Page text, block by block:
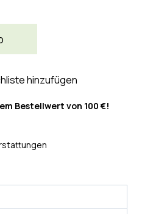
hinzufügen
Bestellwert von 100 €!